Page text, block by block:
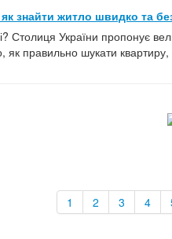
знайти житло швидко та
Столиця України пропонує
як правильно шукати
1 2 3 4